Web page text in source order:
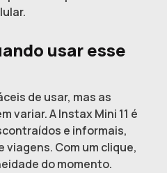
usar esse
de usar, mas as
variar. A Instax Mini 11 é
e informais,
Com um clique,
do momento.